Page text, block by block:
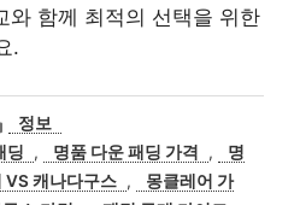
와 함께 최적의 선택을 위한
.
카
테
고
리
정보
딩 , 명품 다운 패딩 가격 ,
명
VS 캐나다구스 ,
몽클레어 가